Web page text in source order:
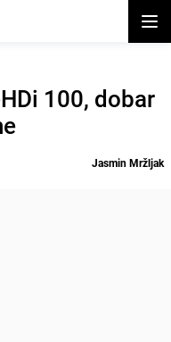
100, dobar
Jasmin Mržljak